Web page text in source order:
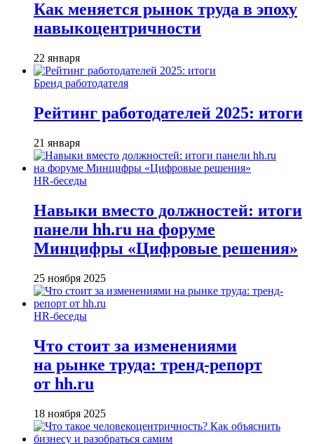
Как меняется рынок труда в эпоху
навыкоцентричности
22 января
Бренд работодателя
Рейтинг работодателей 2025: итоги
21 января
HR-беседы
Навыки вместо должностей: итоги
панели hh.ru на форуме
Минцифры «Цифровые решения»
25 ноября 2025
HR-беседы
Что стоит за изменениями
на рынке труда: тренд-репорт
от hh.ru
18 ноября 2025